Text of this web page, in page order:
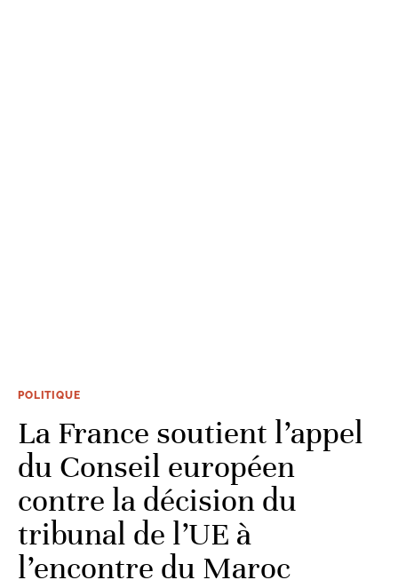
POLITIQUE
La France soutient l’appel
du Conseil européen
contre la décision du
tribunal de l’UE à
l’encontre du Maroc